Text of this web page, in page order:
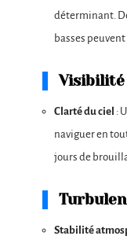
déterminant.
basses
Visibilité
Clarté du ciel :
naviguer en
jours de
Stabilité